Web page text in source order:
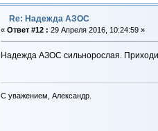
Re: Надежда АЗОС
« Ответ #12 : 29 Апреля 2016, 10:24:59 »
Надежда АЗОС сильнорослая.
С уважением, Александр.